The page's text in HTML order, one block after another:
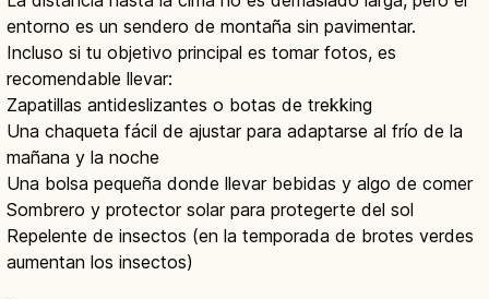
entorno es un sendero de montaña sin pavimentar.
Incluso si tu objetivo principal es tomar fotos, es
recomendable llevar:
Zapatillas antideslizantes o botas de trekking
Una chaqueta fácil de ajustar para adaptarse al frío de la
mañana y la noche
Una bolsa pequeña donde llevar bebidas y algo de comer
Sombrero y protector solar para protegerte del sol
Repelente de insectos (en la temporada de brotes verdes
aumentan los insectos)